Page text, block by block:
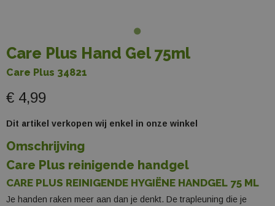
Care Plus Hand Gel 75ml
Care Plus 34821
€ 4,99
Dit artikel verkopen wij enkel in onze winkel
Omschrijving
Care Plus reinigende handgel
CARE PLUS REINIGENDE HYGIËNE HANDGEL 75 ML
Je handen raken meer aan dan je denkt. De trapleuning die je